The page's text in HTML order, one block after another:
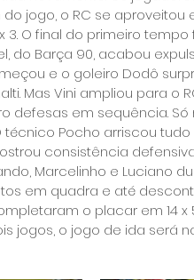
jogo, o RC se aproveitou
3. O final do primeiro
do Barça 90, acabou
e o goleiro Dodô
Mas Vini ampliou para o
defesas em sequência.
Pocho arriscou
consistência
Marcelinho e Luciano
em quadra e até
o placar em 14
jogos, o jogo de ida será